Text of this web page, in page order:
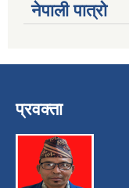
नेपाली पात्रो
प्रवक्ता